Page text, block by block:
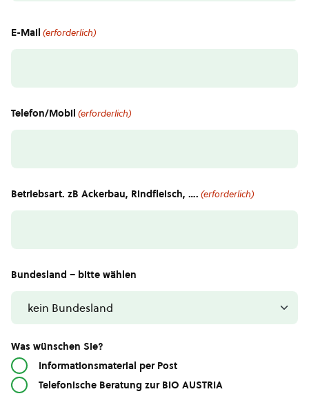
E-Mail (erforderlich)
Telefon/Mobil (erforderlich)
Betriebsart. zB Ackerbau, Rindfleisch, …. (erforderlich)
Bundesland – bitte wählen
Was wünschen Sie?
Informationsmaterial per Post
Telefonische Beratung zur BIO AUSTRIA